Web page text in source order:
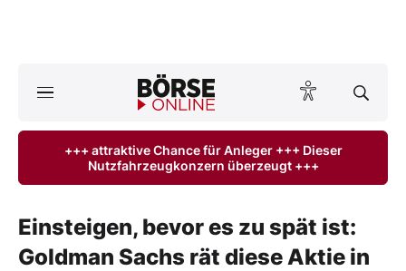
ktuelle Ausgabe BÖRSE ONLINE lesen
Anlageprodukte
Finanz-Check
+++ attraktive Chance für Anleger +++ Dieser
Nutzfahrzeugkonzern überzeugt +++
Einsteigen, bevor es zu spät ist:
Goldman Sachs rät diese Aktie in